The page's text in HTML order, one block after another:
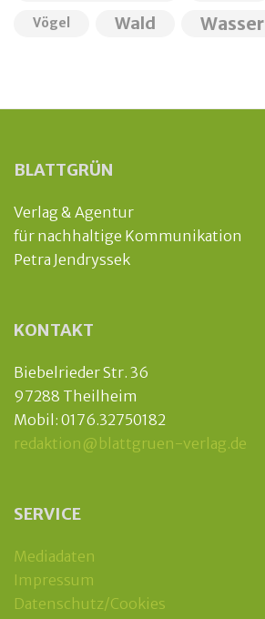
Vögel Wald Wasser
BLATTGRÜN
Verlag & Agentur
für nachhaltige Kommunikation
Petra Jendryssek
KONTAKT
Biebelrieder Str. 36
97288 Theilheim
Mobil: 0176.32750182
redaktion@blattgruen-verlag.de
SERVICE
Mediadaten
Impressum
Datenschutz/Cookies